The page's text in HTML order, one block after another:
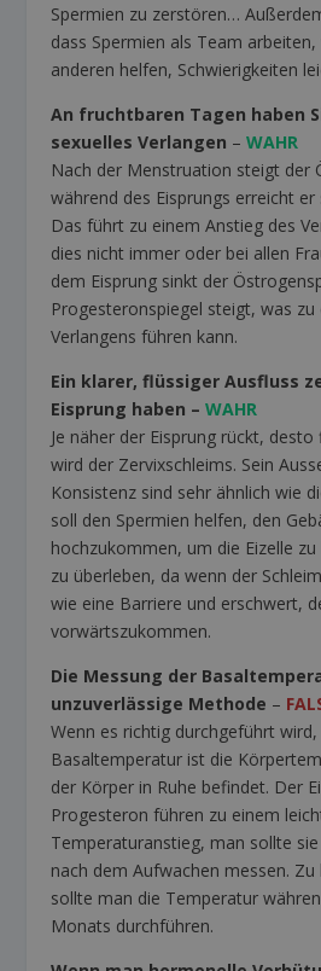
Spermien zu zerstören…
dass Spermien als Team
anderen helfen, Schwierigkeiten
An fruchtbaren Tagen haben
sexuelles Verlangen –WAHR
Nach der Menstruation steigt der
während des Eisprungs erreicht
Das führt zu einem Anstieg des
dies nicht immer oder bei allen
dem Eisprung sinkt der
Progesteronspiegel steigt, was zu
Verlangens führen kann.
Ein klarer, flüssiger Ausfluss
Eisprung haben –WAHR
Je näher der Eisprung rückt,
wird der Zervixschleims. Sein
Konsistenz sind sehr ähnlich wie
soll den Spermien helfen, den
hochzukommen, um die Eizelle
zu überleben, da wenn der
wie eine Barriere und erschwert,
vorwärtszukommen.
Die Messung der
unzuverlässige Methode –
Wenn es richtig durchgeführt
Basaltemperatur ist die
der Körper in Ruhe befindet. Der
Progesteron führen zu einem
Temperaturanstieg, man sollte
nach dem Aufwachen messen.
sollte man die Temperatur
Monats durchführen.